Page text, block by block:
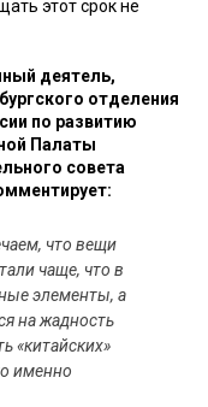
этот срок не
деятель,
отделения
по развитию
Палаты
совета
что вещи
чаще, что в
элементы, а
на жадность
«китайских»
именно